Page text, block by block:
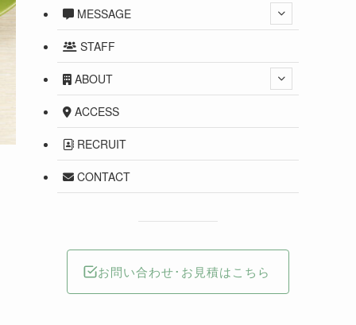
MESSAGE
STAFF
ABOUT
ACCESS
RECRUIT
CONTACT
お問い合わせ･お見積はこちら